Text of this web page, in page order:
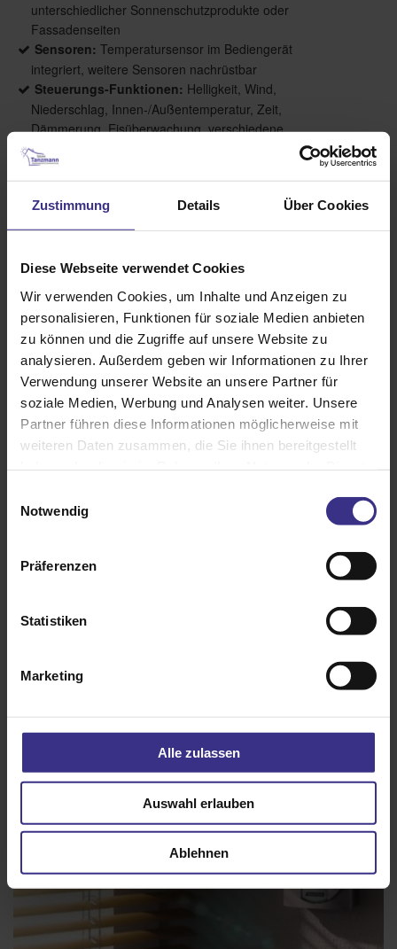
Zustimmung Details Über Cookies
Diese Webseite verwendet Cookies
Wir verwenden Cookies, um Inhalte und Anzeigen zu
personalisieren, Funktionen für soziale Medien anbieten
zu können und die Zugriffe auf unsere Website zu
analysieren. Außerdem geben wir Informationen zu Ihrer
Verwendung unserer Website an unsere Partner für
soziale Medien, Werbung und Analysen weiter. Unsere
Partner führen diese Informationen möglicherweise mit
weiteren Daten zusammen, die Sie ihnen bereitgestellt
Notwendig
Präferenzen
Statistiken
Marketing
Alle zulassen
Auswahl erlauben
Ablehnen
unterschiedlicher Sonnenschutzprodukte oder
Fassadenseiten
Sensoren: Temperatursensor im Bediengerät
integriert, weitere Sensoren nachrüstbar
Steuerungs-Funktionen: Helligkeit, Wind,
Niederschlag, Innen-/Außentemperatur, Zeit,
Dämmerung, Eisüberwachung, verschiedene
Lüftungsfunktionen für motorisch betriebene
Fenster
Die Wisotronic ist ein intelligentes Steuerungssystem
für Ihre individuelle Sonnenschutzkombination. Sie
ist für alle WAREMA Produkte geeignet und in
verschiedensten Umgebungen zu Hause. Die
Wisotronic sorgt für ein angenehmes Raumklima
und ein behagliches Wohn- oder Arbeitsumfeld,
auch wenn Sie abwesend oder beschäftigt sind.
Brillante Extras
Wetterstation multisense
Motorsteuereinheiten und